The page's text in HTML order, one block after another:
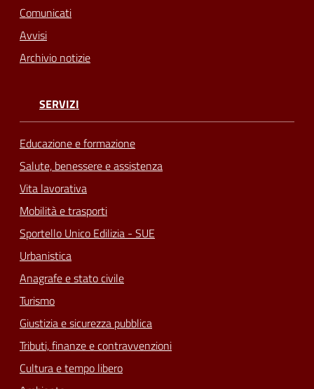
Comunicati
Avvisi
Archivio notizie
SERVIZI
Educazione e formazione
Salute, benessere e assistenza
Vita lavorativa
Mobilità e trasporti
Sportello Unico Edilizia - SUE
Urbanistica
Anagrafe e stato civile
Turismo
Giustizia e sicurezza pubblica
Tributi, finanze e contravvenzioni
Cultura e tempo libero